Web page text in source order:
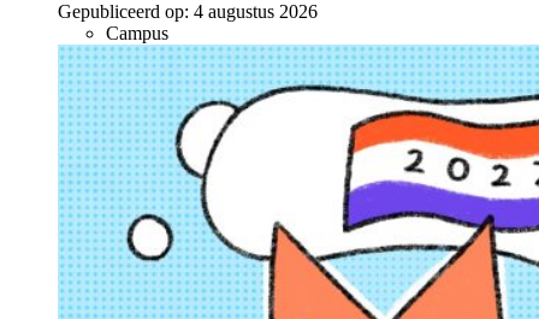
Gepubliceerd op: 4 augustus 2026
Campus